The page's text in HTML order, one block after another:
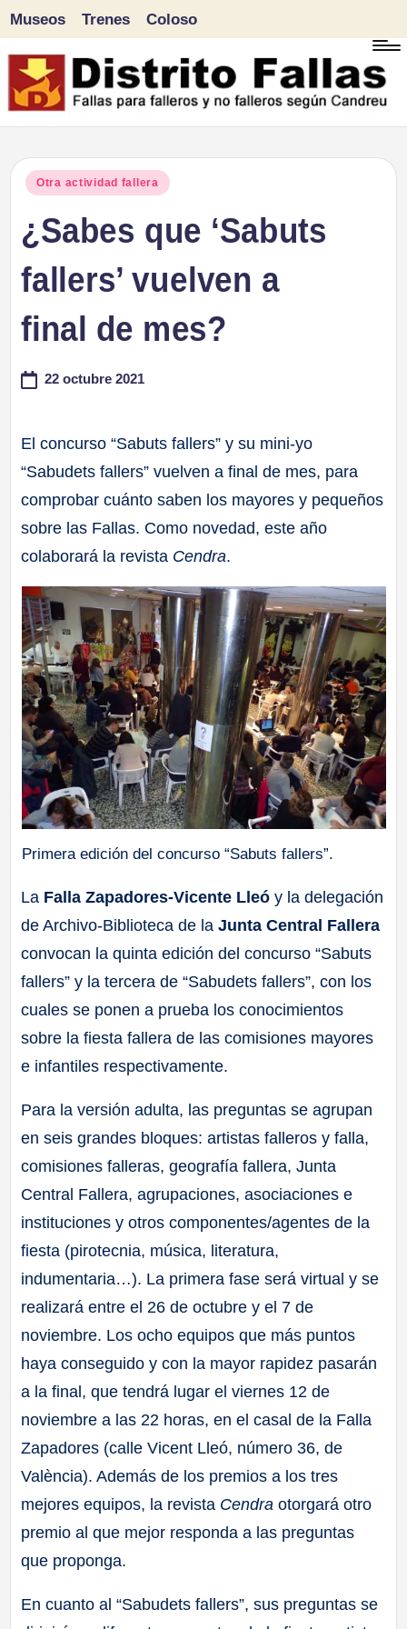
Saltar
al
Museos Trenes Coloso
Publicado
Otra actividad fallera
¿Sabes que ‘Sabuts
fallers’ vuelven a
final de mes?
22 octubre 2021
El concurso “Sabuts fallers” y su mini-yo
“Sabudets fallers” vuelven a final de mes, para
comprobar cuánto saben los mayores y pequeños
sobre las Fallas. Como novedad, este año
colaborará la revista Cendra.
Primera edición del concurso “Sabuts fallers”.
La Falla Zapadores-Vicente Lleó y la delegación
de Archivo-Biblioteca de laJunta Central Fallera
convocan la quinta edición del concurso “Sabuts
fallers” y la tercera de “Sabudets fallers”, con los
cuales se ponen a prueba los conocimientos
sobre la fiesta fallera de las comisiones mayores
e infantiles respectivamente.
Para la versión adulta, las preguntas se agrupan
en seis grandes bloques: artistas falleros y falla,
comisiones falleras, geografía fallera, Junta
Central Fallera, agrupaciones, asociaciones e
instituciones y otros componentes/agentes de la
fiesta (pirotecnia, música, literatura,
indumentaria…). La primera fase será virtual y se
realizará entre el 26 de octubre y el 7 de
noviembre. Los ocho equipos que más puntos
haya conseguido y con la mayor rapidez pasarán
a la final, que tendrá lugar el viernes 12 de
noviembre a las 22 horas, en el casal de la Falla
Zapadores (calle Vicent Lleó, número 36, de
València). Además de los premios a los tres
mejores equipos, la revista Cendraotorgará otro
premio al que mejor responda a las preguntas
que proponga.
En cuanto al “Sabudets fallers”, sus preguntas se